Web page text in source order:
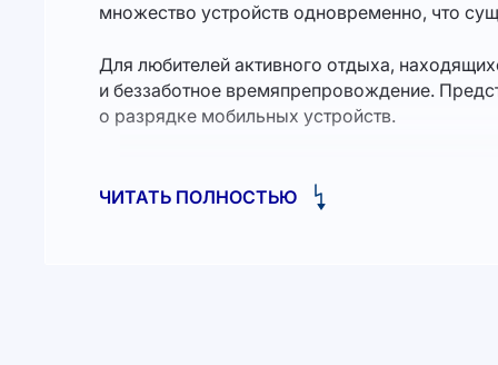
множество устройств одновременно, что
Для любителей активного отдыха,
и беззаботное времяпрепровождение.
о разрядке мобильных устройств.
Используйте Flashfish UA550 для зарядки
ЧИТАТЬ ПОЛНОСТЬЮ